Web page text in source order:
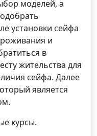
моделей, а
установки сейфа
и
в
жительства для
сейфа. Далее
является
курсы.